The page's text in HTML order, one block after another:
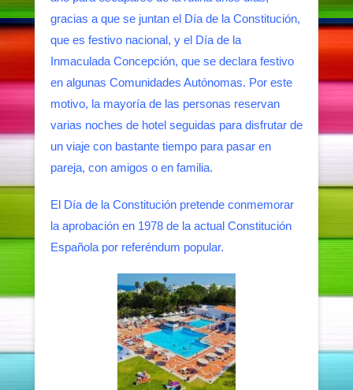
gracias a que se juntan el Día de la Constitución,
que es festivo nacional, y el Día de la
Inmaculada Concepción, que se declara festivo
en algunas Comunidades Autónomas. Por este
motivo, la mayoría de las personas reservan
varias noches de hotel seguidas para disfrutar de
un viaje con bastante tiempo para pasar en
pareja, con amigos o en familia.
El Día de la Constitución pretende conmemorar
la aprobación en 1978 de la actual Constitución
Española por referéndum popular.